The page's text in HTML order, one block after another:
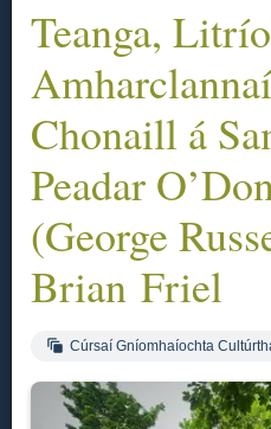
Teanga,
Chonaill á
Peadar
(George
Brian Friel
Cúrsaí Gníomhaíochta